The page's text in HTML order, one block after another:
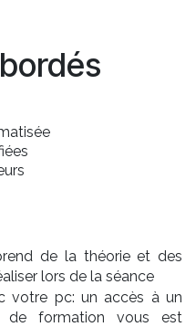
de la théorie et des
lors de la séance
votre pc: un accès à un
de formation vous est